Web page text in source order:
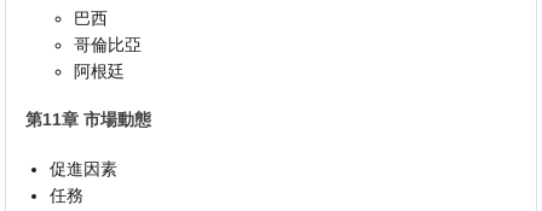
巴西
哥倫比亞
阿根廷
第11章 市場動態
促進因素
任務